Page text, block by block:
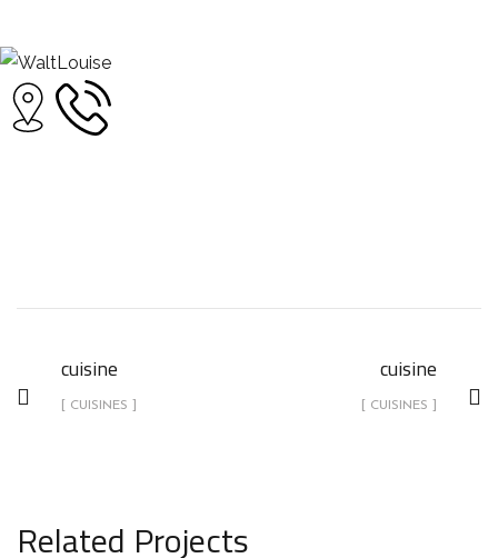
cuisine
[ CUISINES ]
cuisine
[ CUISINES ]
Related Projects